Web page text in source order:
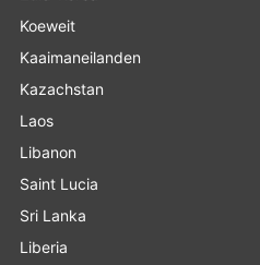
Koeweit
Kaaimaneilanden
Kazachstan
Laos
Libanon
Saint Lucia
Sri Lanka
Liberia